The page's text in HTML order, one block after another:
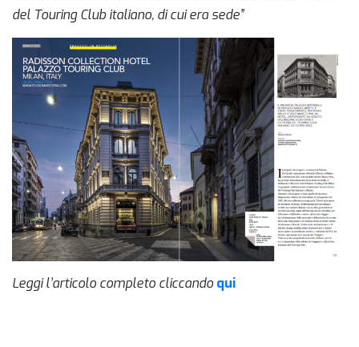
del Touring Club italiano, di cui era sede”
Leggi l’articolo completo cliccando qui